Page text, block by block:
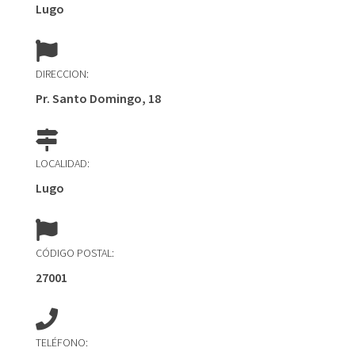
Lugo
DIRECCION:
Pr. Santo Domingo, 18
LOCALIDAD:
Lugo
CÓDIGO POSTAL:
27001
TELÉFONO: